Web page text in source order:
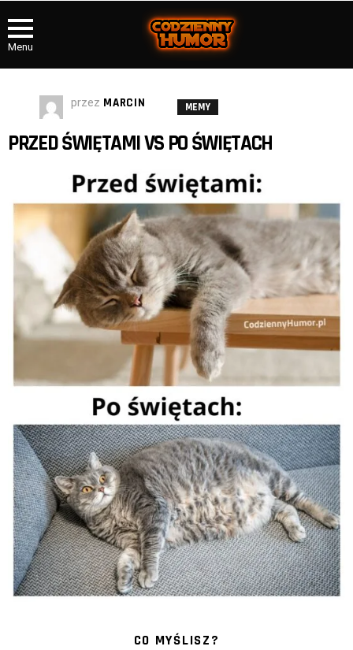
Menu
przez MARCIN MEMY
PRZED ŚWIĘTAMI VS PO ŚWIĘTACH
CO MYŚLISZ?